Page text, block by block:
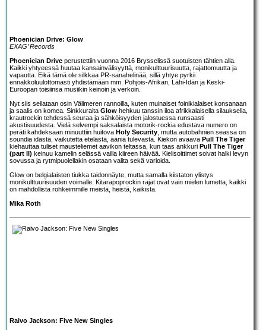
Phoenician Drive: Glow
EXAG’ Records
Phoenician Drive perustettiin vuonna 2016 Brysselissä suotuisten tähtien alla.
Kaikki yhtyeessä huutaa kansainvälisyyttä, monikulttuurisuutta, rajattomuutta ja
vapautta. Eikä tämä ole silkkaa PR-sanahelinää, sillä yhtye pyrkii
ennakkoluulottomasti yhdistämään mm. Pohjois-Afrikan, Lähi-Idän ja Keski-
Euroopan toisiinsa musiikin keinoin ja verkoin.
Nyt siis seilataan osin Välimeren rannoilla, kuten muinaiset foinikialaiset konsanaan
ja saalis on komea. Sinkkuraita Glow hehkuu tanssin iloa afrikkalaisella silauksella,
krautrockin tehdessä seuraa ja sähköisyyden jalostuessa runsaasti
akustisuudesta. Vielä selvempi saksalaista motorik-rockia edustava numero on
peräti kahdeksaan minuuttiin huitova Holy Security , mutta autobahnien seassa on
soundia idästä, vaikutetta etelästä, ääniä tulevasta. Kiekon avaava Pull The Tiger
kiehauttaa tuliset mausteliemet aavikon teltassa, kun taas ankkuri Pull The Tiger
(part II) keinuu kamelin selässä vailla kiireen häivää. Kielisoittimet soivat halki levyn
sovussa ja rytmipuolellakin osataan valita sekä varioida.
Glow on belgialaisten tiukka taidonnäyte, mutta samalla kiistaton ylistys
monikulttuurisuuden voimalle. Kitarapoprockin rajat ovat vain mielen lumetta, kaikki
on mahdollista rohkeimmille meistä, heistä, kaikista.
Mika Roth
Raivo Jackson: Five New Singles